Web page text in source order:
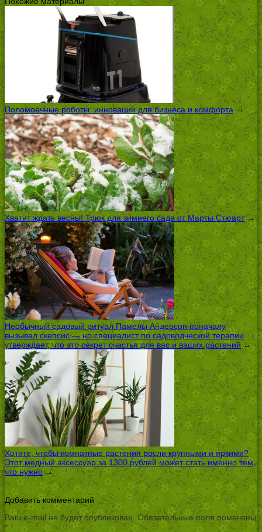
Поломоечные роботы: инновации для бизнеса и комфорта→
Хватит ждать весны! Трюк для зимнего сада от Марты Стюарт→
Необычный садовый ритуал Памелы Андерсон поначалу
вызывал скепсис — но специалист по садоводческой терапии
утверждает, что это секрет счастья для вас и ваших растений→
Хотите, чтобы комнатные растения росли крупными и яркими?
Этот медный аксессуар за 1300 рублей может стать именно тем,
что нужно→
Добавить комментарий
Ваш e-mail не будет опубликован. Обязательные поля помечены
*